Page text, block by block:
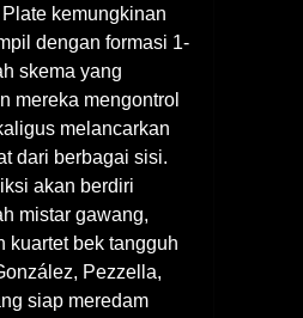
kemungkinan
dengan formasi 1-
skema yang
mereka mengontrol
melancarkan
dari berbagai sisi.
akan berdiri
mistar gawang,
kuartet bek tangguh
Pezzella,
siap meredam